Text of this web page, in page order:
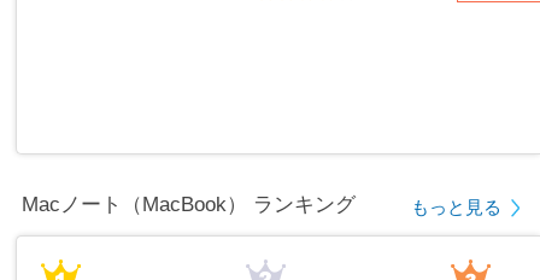
Macノート（MacBook） ランキング もっと見る